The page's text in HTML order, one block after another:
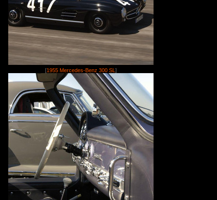
[1955 Mercedes-Benz 300 SL ]